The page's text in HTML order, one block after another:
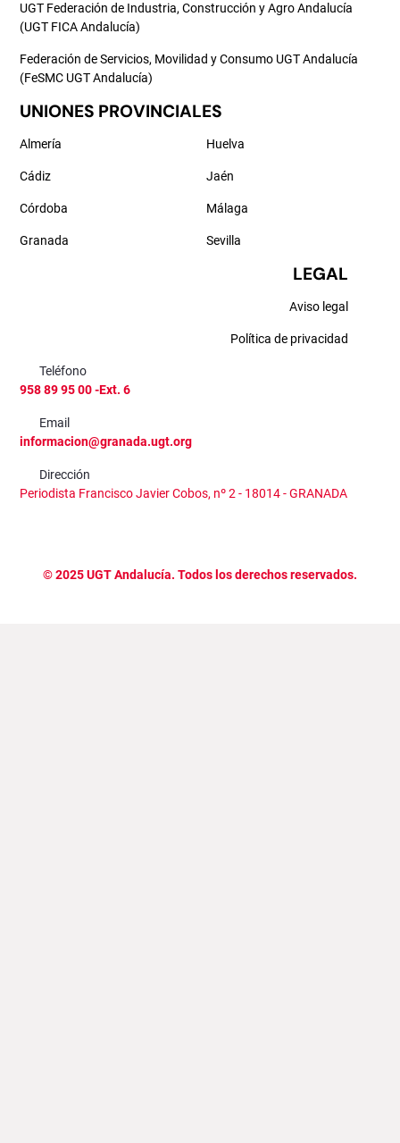
UGT Federación de Industria, Construcción y Agro Andalucía
(UGT FICA Andalucía)
Federación de Servicios, Movilidad y Consumo UGT Andalucía
(FeSMC UGT Andalucía)
UNIONES PROVINCIALES
Almería
Cádiz
Córdoba
Granada
Huelva
Jaén
Málaga
Sevilla
LEGAL
Aviso legal
Política de privacidad
Teléfono
958 89 95 00 -Ext. 6
Email
informacion@granada.ugt.org
Dirección
Periodista Francisco Javier Cobos, nº 2 - 18014 - GRANADA
©2025UGT Andalucía. Todos los derechos reservados.